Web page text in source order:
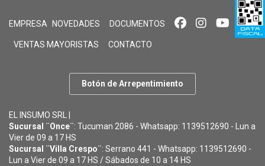
EMPRESA NOVEDADES DOCUMENTOS
VENTAS MAYORISTAS CONTACTO
Botón de Arrepentimiento
EL INSUMO SRL |
Sucursal ¨Once¨: Tucuman 2086 - Whatsapp: 1139512690 - Lun a
Vier de 09 a 17 HS
Sucursal ¨Villa Crespo¨: Serrano 441 - Whatsapp: 1139512690 -
Lun a Vier de 09 a 17 HS / Sábados de 10 a 14 HS